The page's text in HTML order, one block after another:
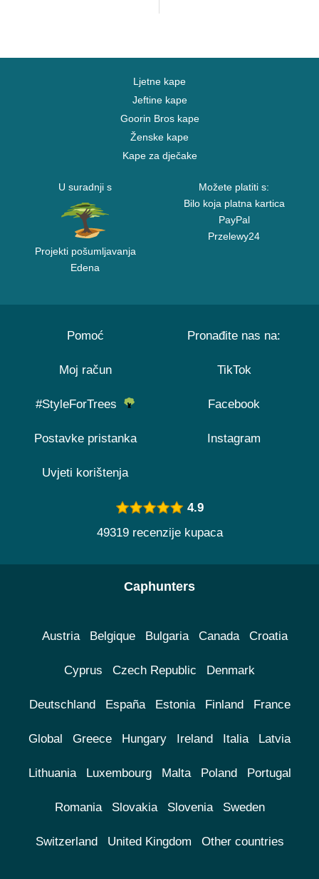
Ljetne kape
Jeftine kape
Goorin Bros kape
Ženske kape
Kape za dječake
U suradnji s
Projekti pošumljavanja
Edena
Možete platiti s:
Bilo koja platna kartica
PayPal
Przelewy24
Pomoć
Moj račun
#StyleForTrees
Postavke pristanka
Uvjeti korištenja
Pronađite nas na:
TikTok
Facebook
Instagram
4.9
49319 recenzije kupaca
Caphunters
Austria Belgique Bulgaria Canada Croatia
Cyprus Czech Republic Denmark
Deutschland España Estonia Finland France
Global Greece Hungary Ireland Italia Latvia
Lithuania Luxembourg Malta Poland Portugal
Romania Slovakia Slovenia Sweden
Switzerland United Kingdom Other countries